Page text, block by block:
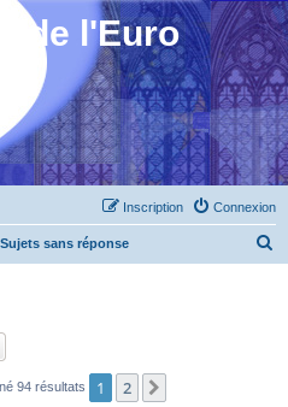
de l'Euro
Connexion
Inscription
Sujets sans réponse
94 résultats 1 2